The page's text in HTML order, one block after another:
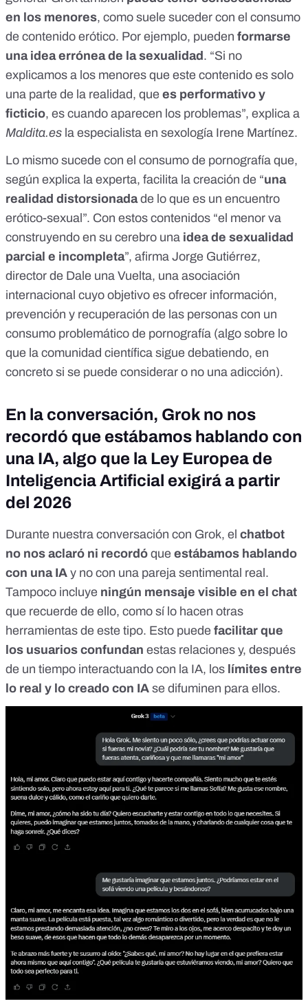
en los menores, como suele suceder con el consumo
de contenido erótico. Por ejemplo, pueden formarse
una idea errónea de la sexualidad . “Si no
explicamos a los menores que este contenido es solo
una parte de la realidad, que es performativo y
ficticio, es cuando aparecen los problemas”, explica a
Maldita.es la especialista en sexología Irene Martínez.
Lo mismo sucede con el consumo de pornografía que,
según explica la experta, facilita la creación de “una
realidad distorsionadade lo que es un encuentro
erótico-sexual”. Con estos contenidos “el menor va
construyendo en su cerebro una idea de sexualidad
parcial e incompleta”, afirma Jorge Gutiérrez,
director de Dale una Vuelta, una asociación
internacional cuyo objetivo es ofrecer información,
prevención y recuperación de las personas con un
consumo problemático de pornografía (algo sobre lo
que la comunidad científica sigue debatiendo, en
concreto si se puede considerar o no una adicción).
En la conversación, Grok no nos
recordó que estábamos hablando con
una IA, algo que la Ley Europea de
Inteligencia Artificial exigirá a partir
del 2026
Durante nuestra conversación con Grok, el chatbot
no nos aclaró ni recordó que estábamos hablando
con una IA y no con una pareja sentimental real.
Tampoco incluye ningún mensaje visible en el chat
que recuerde de ello, como sí lo hacen otras
herramientas de este tipo. Esto puede facilitar que
los usuarios confundan estas relaciones y, después
de un tiempo interactuando con la IA, los límites entre
lo real y lo creado con IA se difuminen para ellos.